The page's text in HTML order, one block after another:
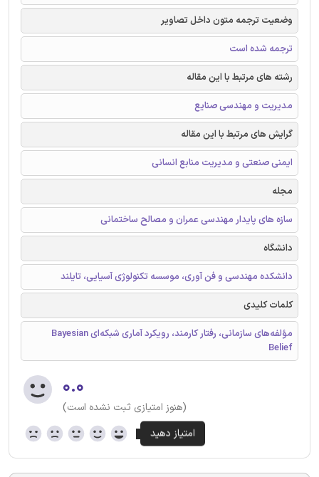
وضعیت ترجمه متون داخل تصاویر
ترجمه شده است
رشته های مرتبط با این مقاله
مدیریت و مهندسی صنایع
گرایش های مرتبط با این مقاله
ایمنی صنعتی و مدیریت منابع انسانی
مجله
سازه های پایدار مهندسی عمران و مصالح ساختمانی
دانشگاه
دانشکده مهندسی و فن آوری، موسسه تکنولوژی آسیایی، تایلند
کلمات کلیدی
مؤلفه‌های سازمانی، رفتار کارمند، رویکرد آماری شبکه‌ای Bayesian
Belief
۰.۰
(هنوز امتیازی ثبت نشده است)